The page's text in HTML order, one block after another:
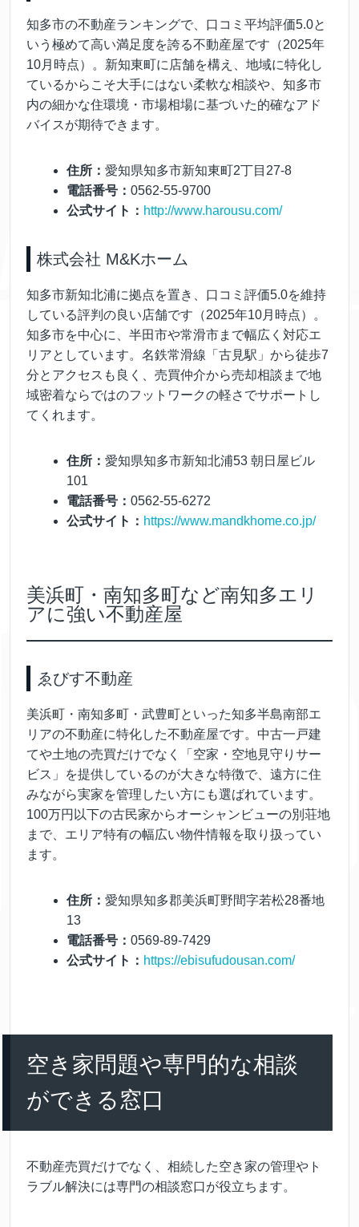
知多市の不動産ランキングで、口コミ平均評価5.0と
いう極めて高い満足度を誇る不動産屋です（2025年
10月時点）。新知東町に店舗を構え、地域に特化し
ているからこそ大手にはない柔軟な相談や、知多市
内の細かな住環境・市場相場に基づいた的確なアド
バイスが期待できます。
住所： 愛知県知多市新知東町2丁目27-8
電話番号： 0562-55-9700
公式サイト： http://www.harousu.com/
株式会社 M&Kホーム
知多市新知北浦に拠点を置き、口コミ評価5.0を維持
している評判の良い店舗です（2025年10月時点）。
知多市を中心に、半田市や常滑市まで幅広く対応エ
リアとしています。名鉄常滑線「古見駅」から徒歩7
分とアクセスも良く、売買仲介から売却相談まで地
域密着ならではのフットワークの軽さでサポートし
てくれます。
住所： 愛知県知多市新知北浦53 朝日屋ビル
101
電話番号： 0562-55-6272
公式サイト： https://www.mandkhome.co.jp/
美浜町・南知多町など南知多エリ
アに強い不動産屋
ゑびす不動産
美浜町・南知多町・武豊町といった知多半島南部エ
リアの不動産に特化した不動産屋です。中古一戸建
てや土地の売買だけでなく「空家・空地見守りサー
ビス」を提供しているのが大きな特徴で、遠方に住
みながら実家を管理したい方にも選ばれています。
100万円以下の古民家からオーシャンビューの別荘地
まで、エリア特有の幅広い物件情報を取り扱ってい
ます。
住所： 愛知県知多郡美浜町野間字若松28番地
13
電話番号： 0569-89-7429
公式サイト： https://ebisufudousan.com/
空き家問題や専門的な相談
ができる窓口
不動産売買だけでなく、相続した空き家の管理やト
ラブル解決には専門の相談窓口が役立ちます。